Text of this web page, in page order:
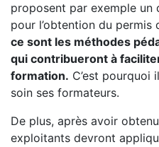
proposent par exemple
pour l’obtention du permis
ce sont les méthodes
qui contribueront à
formation. C’est pourquoi
soin ses formateurs.
De plus, après avoir
exploitants devront